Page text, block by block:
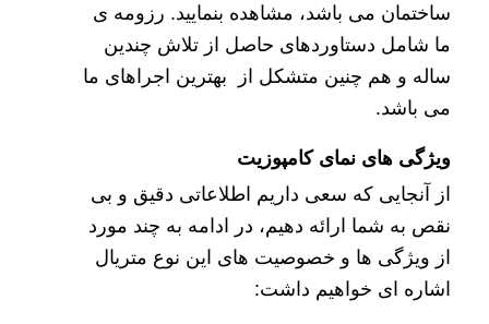
ساختمان می باشد، مشاهده بنمایید. رزومه ی
ما شامل دستاوردهای حاصل از تلاش چندین
ساله و هم چنین متشکل از بهترین اجراهای ما
می باشد.
ویژگی های نمای کامپوزیت
از آنجایی که سعی داریم اطلاعاتی دقیق و بی
نقص به شما ارائه دهیم، در ادامه به چند مورد
از ویژگی ها و خصوصیت های این نوع متریال
اشاره ای خواهیم داشت: